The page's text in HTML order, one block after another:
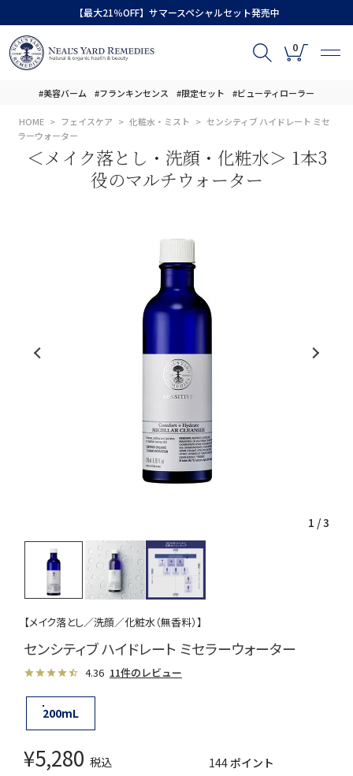
【最大21％OFF】サマースペシャルセット発売中
0
#美容バーム #フランキンセンス #限定セット #ビューティローラー
HOME フェイスケア 化粧水・ミスト
センシティブ ハイドレート ミセ
ラーウォーター
＜メイク落とし・洗顔・化粧水＞ 1本3
役のマルチウォーター
1 /3
【メイク落とし／洗顔／化粧水（無香料）】
センシティブ ハイドレート ミセラーウォーター
4.36 11件のレビュー
200mL
¥5,280 税込 144ポイント